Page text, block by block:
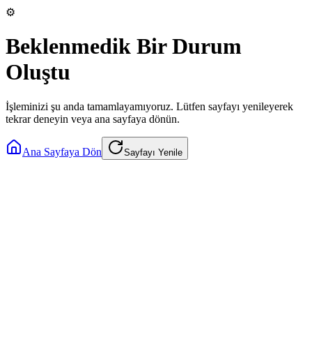
⚙️
Beklenmedik Bir Durum
Oluştu
İşleminizi şu anda tamamlayamıyoruz. Lütfen sayfayı yenileyerek
tekrar deneyin veya ana sayfaya dönün.
Ana Sayfaya Dön Sayfayı Yenile